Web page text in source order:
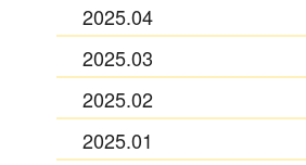
2025.04
2025.03
2025.02
2025.01